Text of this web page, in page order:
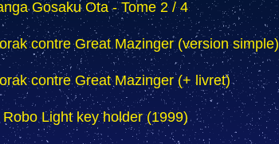
Gosaku Ota - Tome 2 / 4
contre Great Mazinger (version simple)
contre Great Mazinger (+ livret)
Light key holder (1999)